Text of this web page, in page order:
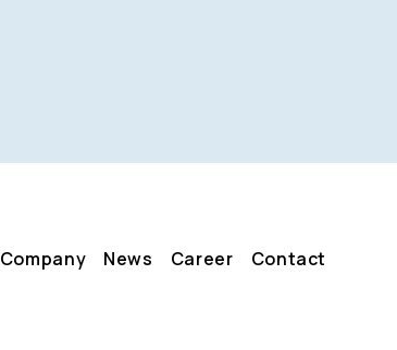
Company News Career Contact